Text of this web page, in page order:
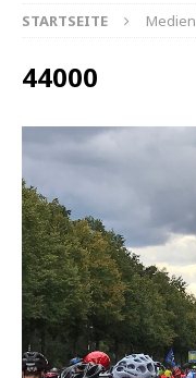
STARTSEITE Medien
44000